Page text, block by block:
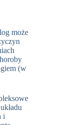
może
(w
i